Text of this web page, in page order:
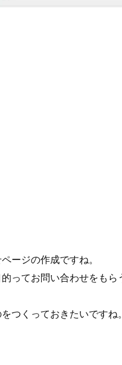
ージの作成ですね。
ってお問い合わせをも
つくっておきたいですね。